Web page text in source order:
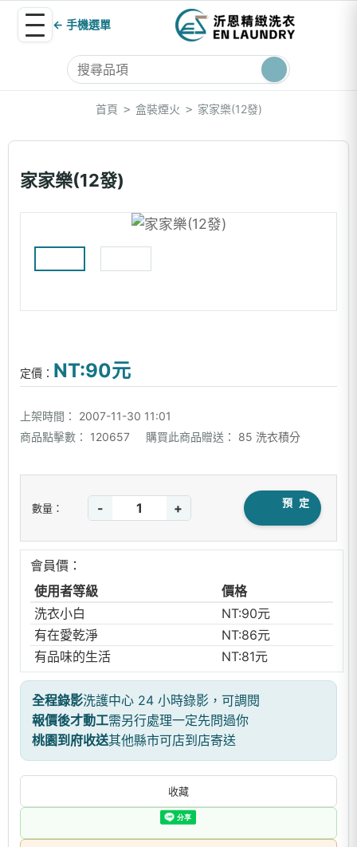
← 手機選單
首頁 > 盒裝煙火 > 家家樂(12發)
家家樂(12發)
定價： NT:90元
上架時間：
2007-11-30 11:01
商品點擊數：
120657 購買此商品贈送： 85 洗衣積分
數量： - + 預 定
會員價：
使用者等級
價格
洗衣小白
NT:90元
有在愛乾淨
NT:86元
有品味的生活
NT:81元
全程錄影洗護中心 24 小時錄影，可調閱
報價後才動工需另行處理一定先問過你
桃園到府收送其他縣市可店到店寄送
收藏